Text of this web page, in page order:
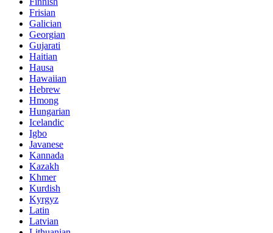
Frisian
Galician
Georgian
Gujarati
Haitian
Hausa
Hawaiian
Hebrew
Hmong
Hungarian
Icelandic
Igbo
Javanese
Kannada
Kazakh
Khmer
Kurdish
Kyrgyz
Latin
Latvian